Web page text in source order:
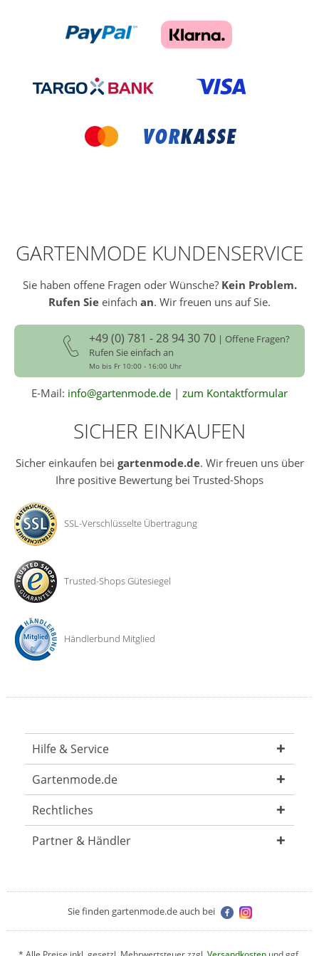
GARTENMODE KUNDENSERVICE
Sie haben offene Fragen oder Wünsche? Kein Problem.
Rufen Sie einfach an. Wir freuen uns auf Sie.
+49 (0) 781 - 28 94 30 70 | Offene Fragen?
Rufen Sie einfach an
Mo bis Fr 10:00 - 16:00 Uhr
E-Mail: info@gartenmode.de | zum Kontaktformular
SICHER EINKAUFEN
Sicher einkaufen bei gartenmode.de. Wir freuen uns über
Ihre positive Bewertung bei Trusted-Shops
SSL-Verschlüsselte Übertragung
Trusted-Shops Gütesiegel
Händlerbund Mitglied
Hilfe & Service
Gartenmode.de
Rechtliches
Partner & Händler
Sie finden gartenmode.de auch bei